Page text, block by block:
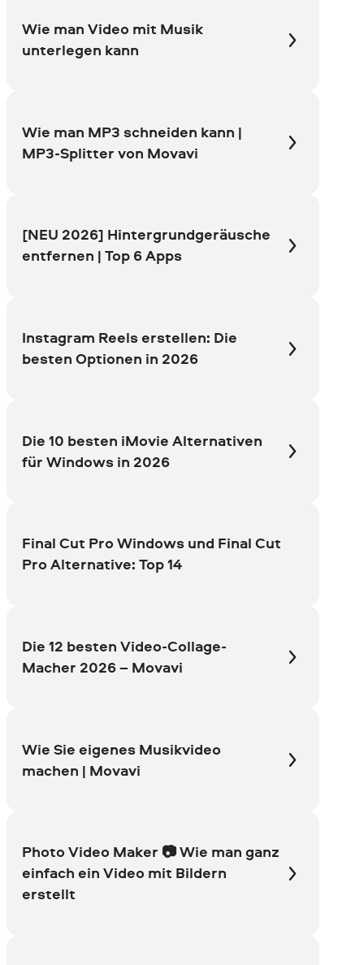
Wie man Video mit Musik
unterlegen kann
Wie man MP3 schneiden kann |
MP3-Splitter von Movavi
[NEU 2026] Hintergrundgeräusche
entfernen | Top 6 Apps
Instagram Reels erstellen: Die
besten Optionen in 2026
Die 10 besten iMovie Alternativen
für Windows in 2026
Final Cut Pro Windows und Final Cut
Pro Alternative: Top 14
Die 12 besten Video-Collage-
Macher 2026 – Movavi
Wie Sie eigenes Musikvideo
machen | Movavi
Photo Video Maker 📷 Wie man ganz
einfach ein Video mit Bildern
erstellt